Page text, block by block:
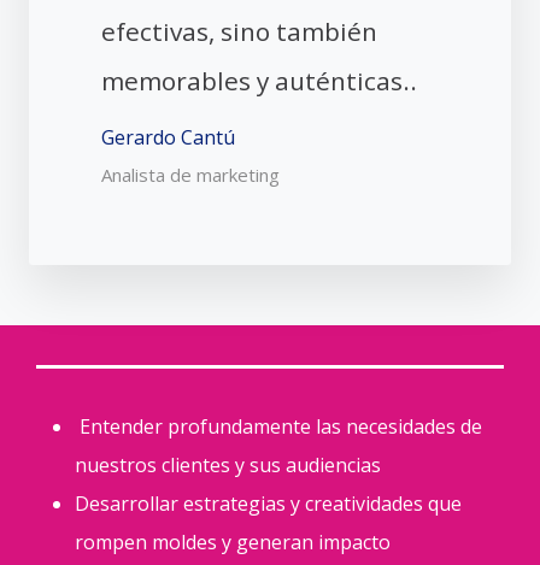
efectivas, sino también
memorables y auténticas..
Gerardo Cantú
Analista de marketing
Entender profundamente las necesidades de
nuestros clientes y sus audiencias
Desarrollar estrategias y creatividades que
rompen moldes y generan impacto